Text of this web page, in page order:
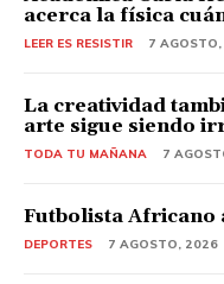
acerca la física
LEER ES RESISTIR 7
La creatividad
arte sigue siendo
TODA TU MAÑANA 7
Futbolista Africano
DEPORTES 7 AGOSTO, 2026